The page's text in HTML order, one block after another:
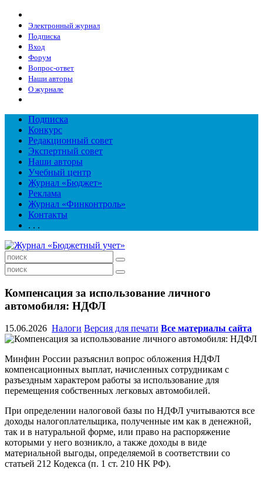
Электронный журнал
Подписка
Вход
Форум
Вопрос-ответ
Наши авторы
О журнале
Подписка
Конкурс
Редакционный совет
Экспертный совет
Наши авторы
Учебный центр
Журнал «Бюджет»
Реклама
Журнал «Финконтроль»
Контакты
. . .
Компенсация за использование личного
автомобиля: НДФЛ
15.06.2026 Налоги Версия для печати Все материалы сайта
Минфин России разъяснил вопрос обложения НДФЛ
компенсационных выплат, начисленных сотрудникам с
разъездным характером работы за использование для
перемещения собственных легковых автомобилей.
При определении налоговой базы по НДФЛ учитываются все
доходы налогоплательщика, полученные им как в денежной,
так и в натуральной форме, или право на распоряжение
которыми у него возникло, а также доходы в виде
материальной выгоды, определяемой в соответствии со
статьей 212 Кодекса (п. 1 ст. 210 НК РФ).